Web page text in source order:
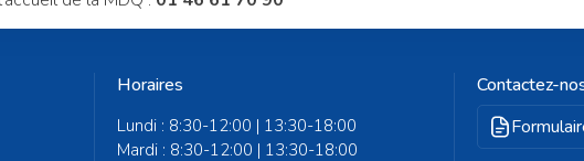
Horaires
Lundi : 8:30-12:00 | 13:30-18:00
Mardi : 8:30-12:00 | 13:30-18:00
Contactez-